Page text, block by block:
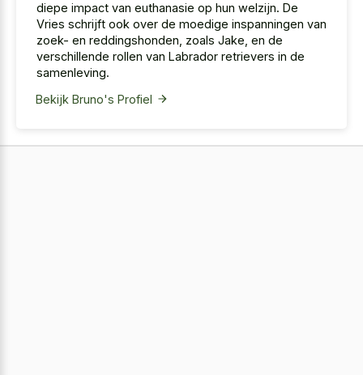
diepe impact van euthanasie op hun welzijn. De
Vries schrijft ook over de moedige inspanningen van
zoek- en reddingshonden, zoals Jake, en de
verschillende rollen van Labrador retrievers in de
samenleving.
Bekijk Bruno's Profiel